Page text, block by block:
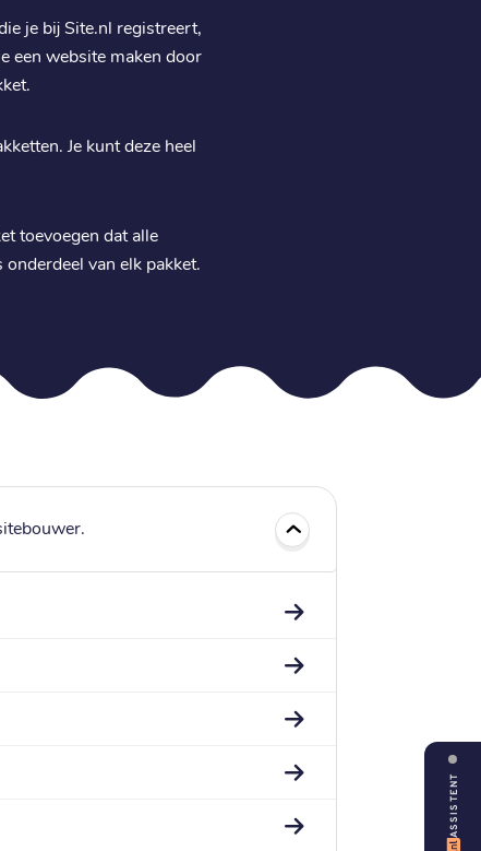
je bij Site.nl registreert,
een website maken door
Je kunt deze heel
toevoegen dat alle
van elk pakket.
ASSISTENT